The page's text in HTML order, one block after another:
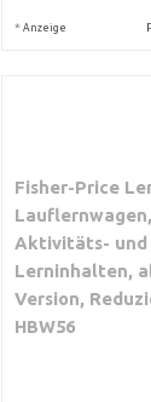
* Anzeige
Fisher-Price
Aktivitäts- und
Lerninhalten,
Version,
HBW56